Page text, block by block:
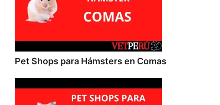
Pet Shops para Hámsters en Comas